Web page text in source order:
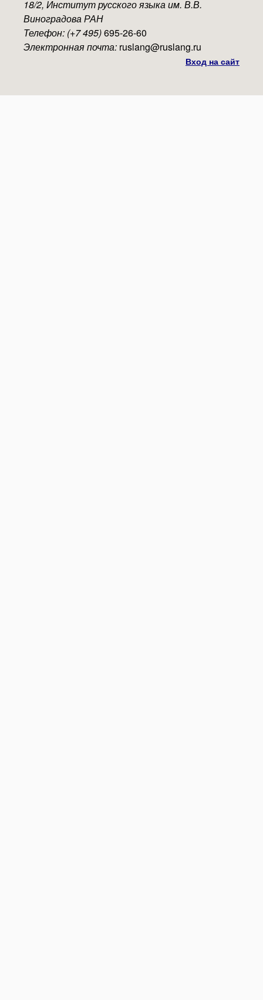
18/2, Институт русского языка им. В.В.
Виноградова РАН
Телефон: (+7 495)695-26-60
Электронная почта: ruslang@ruslang.ru
Вход на сайт